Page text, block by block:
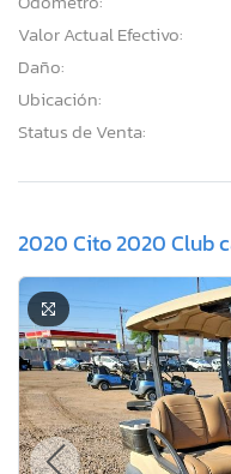
Valor Actual Efectivo:
Daño:
Ubicación:
Status de Venta:
2020 Cito 2020 Club